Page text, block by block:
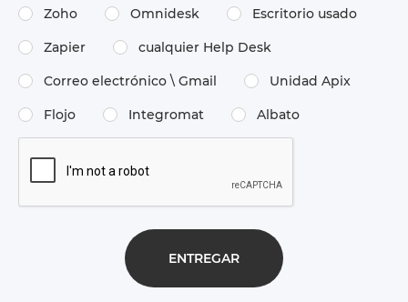
Zoho Omnidesk Escritorio usado
Zapier cualquier Help Desk
Correo electrónico \​ Gmail Unidad Apix
Flojo Integromat Albato